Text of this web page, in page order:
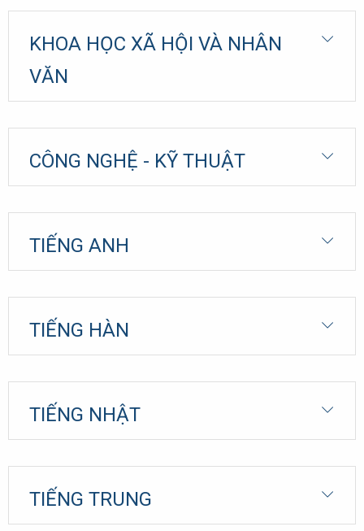
KHOA HỌC XÃ HỘI VÀ NHÂN
VĂN
CÔNG NGHỆ - KỸ THUẬT
TIẾNG ANH
TIẾNG HÀN
TIẾNG NHẬT
TIẾNG TRUNG